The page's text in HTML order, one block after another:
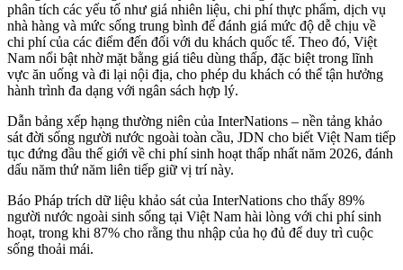
phân tích các yếu tố như giá nhiên liệu, chi phí thực phẩm, dịch vụ
nhà hàng và mức sống trung bình để đánh giá mức độ dễ chịu về
chi phí của các điểm đến đối với du khách quốc tế. Theo đó, Việt
Nam nổi bật nhờ mặt bằng giá tiêu dùng thấp, đặc biệt trong lĩnh
vực ăn uống và đi lại nội địa, cho phép du khách có thể tận hưởng
hành trình đa dạng với ngân sách hợp lý.
Dẫn bảng xếp hạng thường niên của InterNations – nền tảng khảo
sát đời sống người nước ngoài toàn cầu, JDN cho biết Việt Nam tiếp
tục đứng đầu thế giới về chi phí sinh hoạt thấp nhất năm 2026, đánh
dấu năm thứ năm liên tiếp giữ vị trí này.
Báo Pháp trích dữ liệu khảo sát của InterNations cho thấy 89%
người nước ngoài sinh sống tại Việt Nam hài lòng với chi phí sinh
hoạt, trong khi 87% cho rằng thu nhập của họ đủ để duy trì cuộc
sống thoải mái.